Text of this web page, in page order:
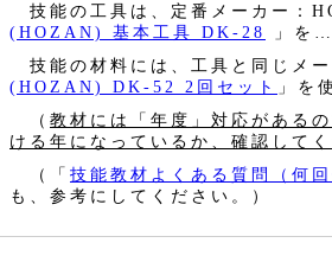
技能の工具は、定番メーカー：
(HOZAN) 基本工具 DK-28
」を…
技能の材料には、工具と同じメー
(HOZAN) DK-52 2回セット
」を
（ 教材には「年度」対応がある
ける年になっているか、確認してく
（「 技能教材よくある質問（何
も、参考にしてください。）